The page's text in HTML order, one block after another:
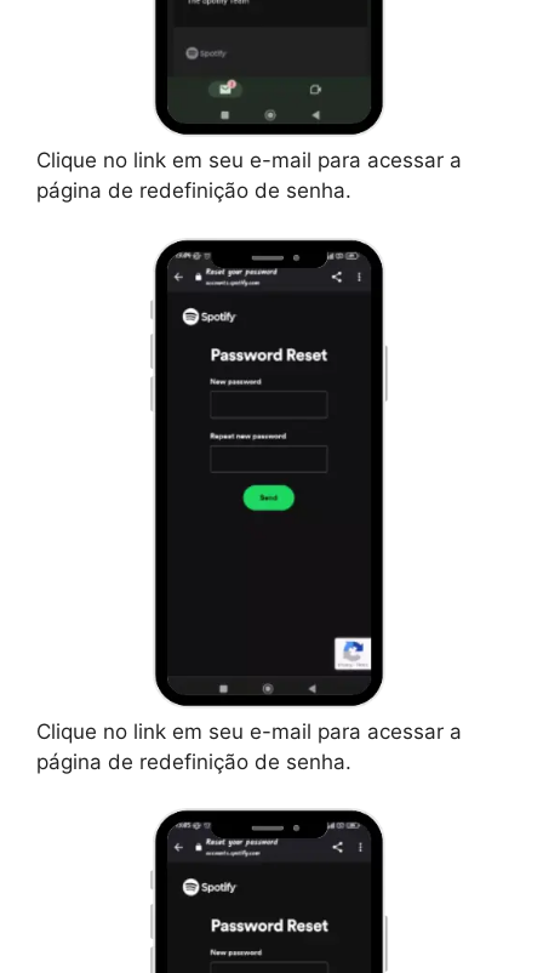
Clique no link em seu e-mail para acessar a
página de redefinição de senha.
Clique no link em seu e-mail para acessar a
página de redefinição de senha.